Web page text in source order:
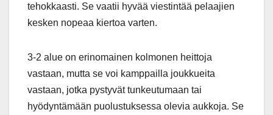
tehokkaasti. Se vaatii hyvää viestintää pelaajien
kesken nopeaa kiertoa varten.
3-2 alue on erinomainen kolmonen heittoja
vastaan, mutta se voi kamppailla joukkueita
vastaan, jotka pystyvät tunkeutumaan tai
hyödyntämään puolustuksessa olevia aukkoja. Se